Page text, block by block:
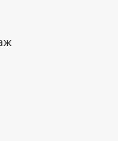
клетке.
и спины.
избыточных
комбинацию
и теплым.